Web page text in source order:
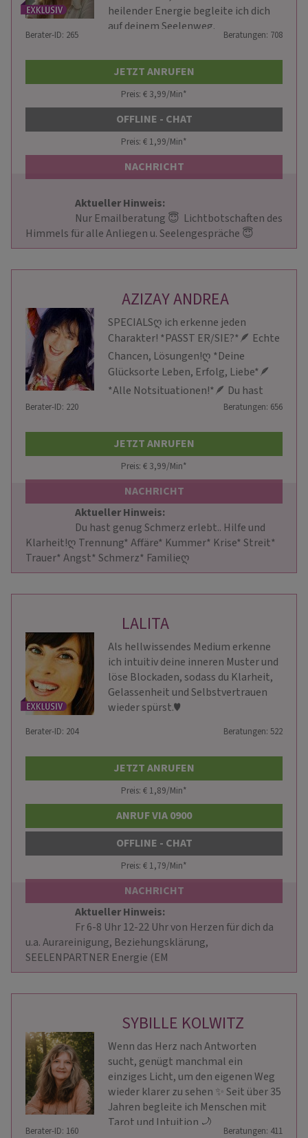
heilender Energie begleite ich dich
auf deinem Seelenweg.
Berater-ID: 265 Beratungen: 708
JETZT ANRUFEN
Preis: € 3,99/Min*
OFFLINE - CHAT
Preis: € 1,99/Min*
NACHRICHT
Aktueller Hinweis:
AZIZAY ANDREA
SPECIALSღ ich erkenne jeden
Charakter! *PASST ER/SIE?*🪶 Echte
Chancen, Lösungen!ღ *Deine
Glücksorte Leben, Erfolg, Liebe*🪶
*Alle Notsituationen!*🪶 Du hast
genug Schmerz erlebt... Klarheit
Berater-ID: 220 Beratungen: 656
JETZT ANRUFEN
Preis: € 3,99/Min*
NACHRICHT
Aktueller Hinweis:
Klarheit!ღ Trennung* Affäre* Kummer* Krise* Streit*
Trauer* Angst* Schmerz* Familieღ
LALITA
Als hellwissendes Medium erkenne
ich intuitiv deine inneren Muster und
löse Blockaden, sodass du Klarheit,
Gelassenheit und Selbstvertrauen
wieder spürst.♥
Berater-ID: 204 Beratungen: 522
JETZT ANRUFEN
Preis: € 1,89/Min*
ANRUF VIA 0900
OFFLINE - CHAT
Preis: € 1,79/Min*
NACHRICHT
Aktueller Hinweis:
u.a. Aurareinigung, Beziehungsklärung,
SEELENPARTNER Energie (EM
SYBILLE KOLWITZ
Wenn das Herz nach Antworten
sucht, genügt manchmal ein
einziges Licht, um den eigenen Weg
wieder klarer zu sehen ✨ Seit über 35
Jahren begleite ich Menschen mit
Tarot und Intuition 🌙
Berater-ID: 160 Beratungen: 411